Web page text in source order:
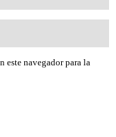
este navegador para la